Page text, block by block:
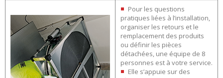
Pour les questions
pratiques liées à l’installation,
organiser les retours et le
remplacement des produits
ou définir les pièces
détachées, une équipe de 8
personnes est à votre service.
Elle s’appuie sur des